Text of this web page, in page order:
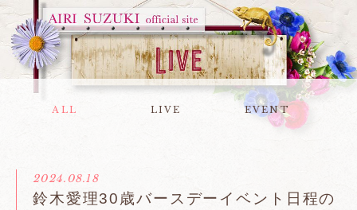
ALL LIVE EVENT
2024.08.18
鈴木愛理30歳バースデーイベント日程の